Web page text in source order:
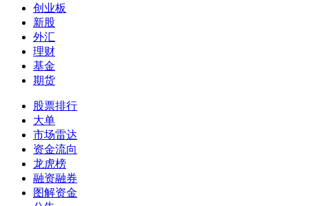
创业板
新股
外汇
理财
基金
期货
股票排行
大单
市场雷达
资金流向
龙虎榜
融资融券
图解资金